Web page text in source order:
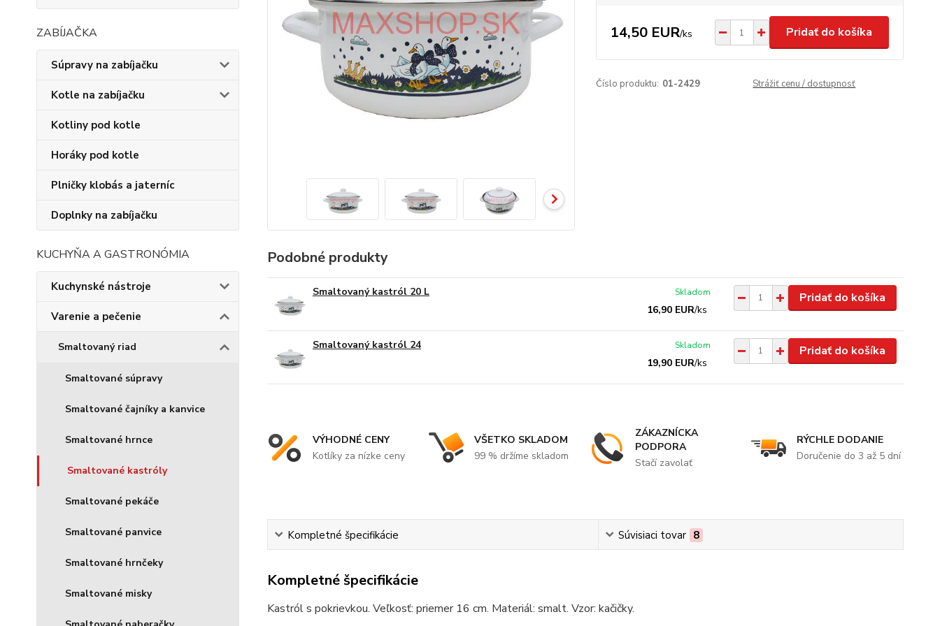
ZABÍJAČKA
Súpravy na zabíjačku
Kotle na zabíjačku
Kotliny pod kotle
Horáky pod kotle
Plničky klobás a jaterníc
Doplnky na zabíjačku
KUCHYŇA A GASTRONÓMIA
Kuchynské nástroje
Varenie a pečenie
Smaltovaný riad
Smaltované súpravy
Smaltované čajníky a kanvice
Smaltované hrnce
Smaltované kastróly
Smaltované pekáče
Smaltované panvice
Smaltované hrnčeky
Smaltované misky
14,50 EUR/ks Pridať do košíka
Číslo produktu: 01-2429 Strážiť cenu / dostupnosť
Podobné produkty
Smaltovaný kastról 20 L
16,90 EUR/ks
Skladom Pridať do košíka
Smaltovaný kastról 24
19,90 EUR/ks
Skladom Pridať do košíka
VÝHODNÉ CENY
Kotlíky za nízke ceny
VŠETKO SKLADOM
99 % držíme skladom
ZÁKAZNÍCKA
PODPORA
Stačí zavolať
RÝCHLE DODANIE
Doručenie do 3 až 5 dní
Kompletné špecifikácie Súvisiaci tovar 8
Kompletné špecifikácie
Kastról s pokrievkou. Veľkosť: priemer 16 cm. Materiál: smalt. Vzor: kačičky.